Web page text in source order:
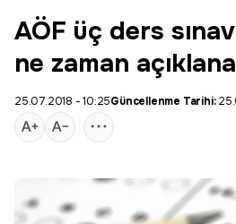
AÖF üç ders
ne zaman
25.07.2018 - 10:25Güncellenme Tarihi: